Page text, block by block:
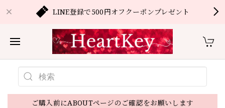
LINE登録で500円オフクーポンプレゼント
ご購入前にABOUTページのご確認をお願いします